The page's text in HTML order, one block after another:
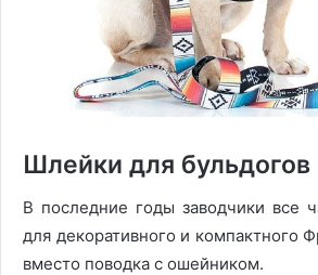
Шлейки для бульдогов
В последние годы заводчики все
для декоративного и компактного
вместо поводка с ошейником.